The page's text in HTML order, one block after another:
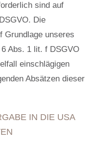
sind auf
Die
Grundlage unseres
Abs. 1 lit. f DSGVO
einschlägigen
Absätzen dieser
IN DIE USA